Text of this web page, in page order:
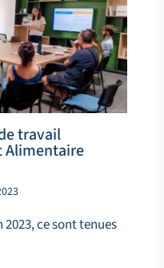
travail
Alimentaire
ce sont tenues